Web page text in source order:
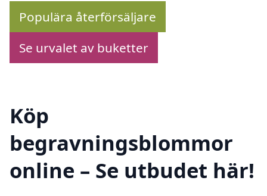
Populära återförsäljare
Se urvalet av buketter
Köp
begravningsblommor
online – Se utbudet här!